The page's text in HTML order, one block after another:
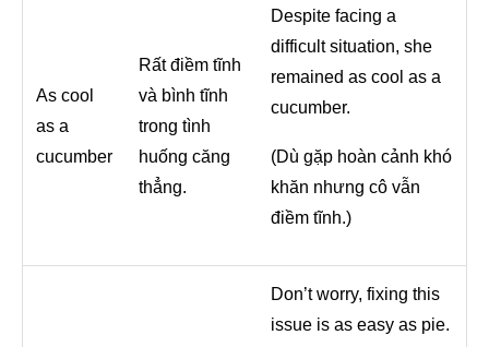
As cool
as a
cucumber
Rất điềm tĩnh
và bình tĩnh
trong tình
huống căng
thẳng.
Despite facing a
difficult situation, she
remained as cool as a
cucumber.
(Dù gặp hoàn cảnh khó
khăn nhưng cô vẫn
điềm tĩnh.)
Don’t worry, fixing this
issue is as easy as pie.